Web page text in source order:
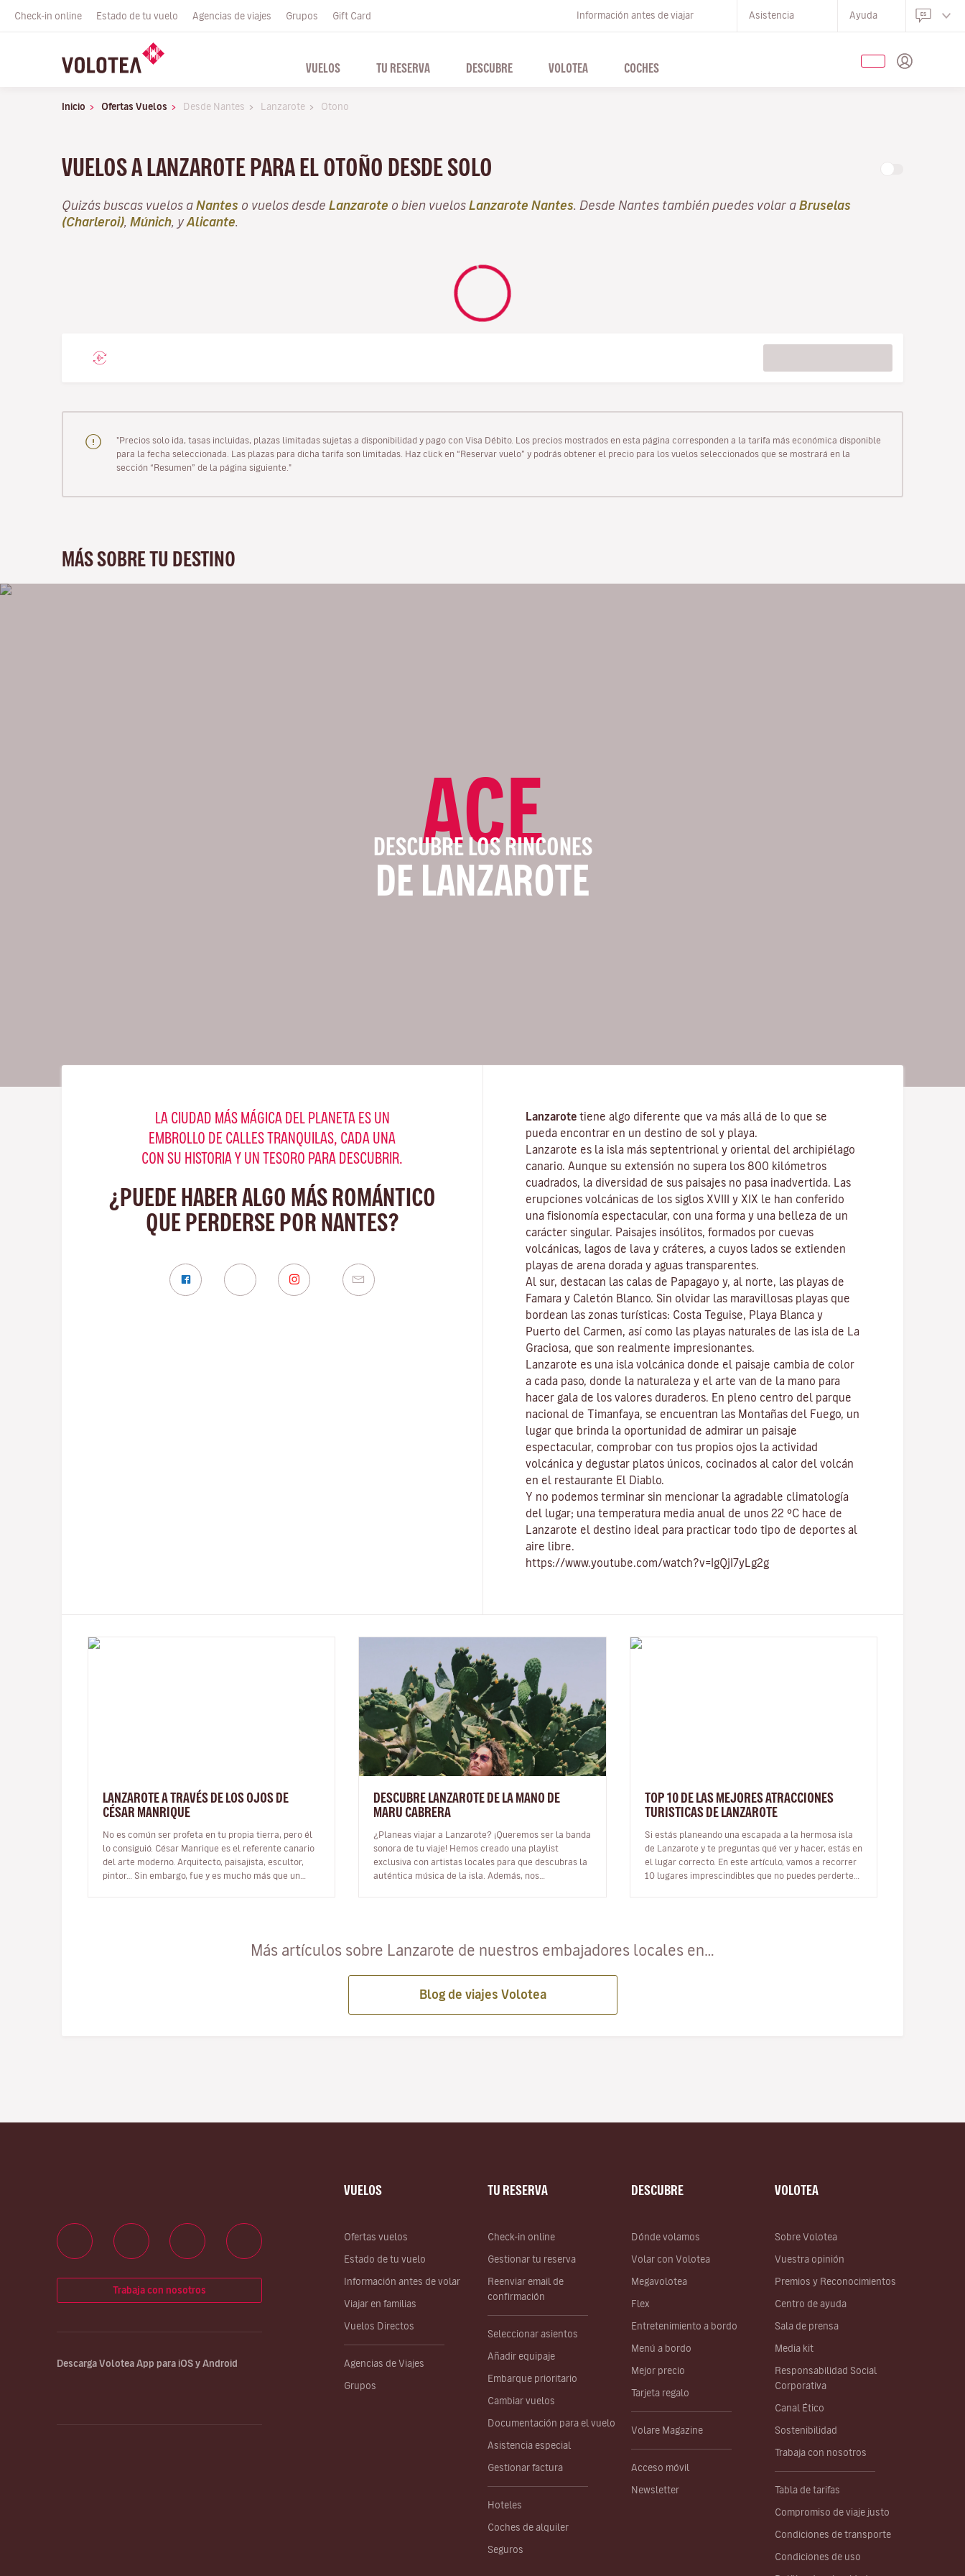
Check-in online Estado de tu vuelo Agencias de viajes Grupos Gift Card Información antes de viajar Asistencia Ayuda
VUELOS TU RESERVA DESCUBRE VOLOTEA COCHES
Inicio Ofertas Vuelos Desde Nantes Lanzarote Otono
VUELOS A LANZAROTE PARA EL OTOÑO DESDE SOLO
Quizás buscas vuelos a Nantes o vuelos desde Lanzarote o bien vuelos Lanzarote Nantes . Desde Nantes también puedes volar a Bruselas
(Charleroi) Múnich , yAlicante
"Precios solo ida, tasas incluidas, plazas limitadas sujetas a disponibilidad y pago con Visa Débito. Los precios mostrados en esta página corresponden a la tarifa más económica disponible
para la fecha seleccionada. Las plazas para dicha tarifa son limitadas. Haz click en “Reservar vuelo” y podrás obtener el precio para los vuelos seleccionados que se mostrará en la
sección “Resumen” de la página siguiente."
MÁS SOBRE TU DESTINO
ACE
DESCUBRE LOS RINCONES
DE LANZAROTE
LA CIUDAD MÁS MÁGICA DEL PLANETA ES UN
EMBROLLO DE CALLES TRANQUILAS, CADA UNA
CON SU HISTORIA Y UN TESORO PARA DESCUBRIR.
¿PUEDE HABER ALGO MÁS ROMÁNTICO
QUE PERDERSE POR NANTES?
Lanzarote tiene algo diferente que va más allá de lo que se
pueda encontrar en un destino de sol y playa.
Lanzarote es la isla más septentrional y oriental del archipiélago
canario. Aunque su extensión no supera los 800 kilómetros
cuadrados, la diversidad de sus paisajes no pasa inadvertida. Las
erupciones volcánicas de los siglos XVIII y XIX le han conferido
una fisionomía espectacular, con una forma y una belleza de un
carácter singular. Paisajes insólitos, formados por cuevas
volcánicas, lagos de lava y cráteres, a cuyos lados se extienden
playas de arena dorada y aguas transparentes.
Al sur, destacan las calas de Papagayo y, al norte, las playas de
Famara y Caletón Blanco . Sin olvidar las maravillosas playas que
bordean las zonas turísticas: Costa Teguise Playa Blanca y
Puerto del Carmen , así como las playas naturales de las isla de
La
Graciosa , que son realmente impresionantes.
Lanzarote es una isla volcánica donde el paisaje cambia de color
a cada paso, donde la naturaleza y el arte van de la mano para
hacer gala de los valores duraderos. En pleno centro del parque
nacional de Timanfaya , se encuentran las Montañas del Fuego , un
lugar que brinda la oportunidad de admirar un paisaje
espectacular, comprobar con tus propios ojos la actividad
volcánica y degustar platos únicos, cocinados al calor del volcán
en el restaurante El Diablo.
Y no podemos terminar sin mencionar la agradable climatología
del lugar; una temperatura media anual de unos 22 ºC hace de
Lanzarote el destino ideal para practicar todo tipo de deportes al
aire libre
https://www.youtube.com/watch?v=IgQjI7yLg2g
LANZAROTE A TRAVÉS DE LOS OJOS DE
CÉSAR MANRIQUE
No es común ser profeta en tu propia tierra, pero él
lo consiguió. César Manrique es el referente canario
del arte moderno. Arquitecto, paisajista, escultor,
pintor… Sin embargo, fue y es mucho más que un
DESCUBRE LANZAROTE DE LA MANO DE
MARU CABRERA
¿Planeas viajar a Lanzarote? ¡Queremos ser la banda
sonora de tu viaje! Hemos creado una playlist
exclusiva con artistas locales para que descubras la
auténtica música de la isla. Además, nos
TOP 10 DE LAS MEJORES ATRACCIONES
TURISTICAS DE LANZAROTE
Si estás planeando una escapada a la hermosa isla
de Lanzarote y te preguntas qué ver y hacer, estás en
el lugar correcto. En este artículo, vamos a recorrer
10 lugares imprescindibles que no puedes perderte
Más artículos sobre Lanzarote de nuestros embajadores locales en…
Blog de viajes Volotea
VUELOS
Ofertas vuelos
Estado de tu vuelo
Información antes de volar
Viajar en familias
Vuelos Directos
Agencias de Viajes
Grupos
TU RESERVA
Check-in online
Gestionar tu reserva
Reenviar email de
confirmación
Seleccionar asientos
Añadir equipaje
Embarque prioritario
Cambiar vuelos
Documentación para el vuelo
Asistencia especial
Gestionar factura
Hoteles
Coches de alquiler
Seguros
DESCUBRE
Dónde volamos
Volar con Volotea
Megavolotea
Flex
Entretenimiento a bordo
Menú a bordo
Mejor precio
Tarjeta regalo
Volare Magazine
Acceso móvil
Newsletter
VOLOTEA
Sobre Volotea
Vuestra opinión
Premios y Reconocimientos
Centro de ayuda
Sala de prensa
Media kit
Responsabilidad Social
Corporativa
Canal Ético
Sostenibilidad
Trabaja con nosotros
Tabla de tarifas
Compromiso de viaje justo
Condiciones de transporte
Condiciones de uso
Trabaja con nosotros
Descarga Volotea App para iOS y Android